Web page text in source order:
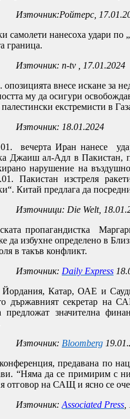
Източник:Ройтерс,
самолети нанесоха удари по
граница.
Източник: n-tv , 17.01.2024
опозицията внесе искане за
му да осигури
екстремисти в
Източник: 18.01.2024
вечерта Иран нанесе
Джаиш ал-Адл в Пакистан,
нарушение на
Пакистан изстреля
Китай предлага да
Източници: Die Welt,
пропагандистка
да избухне определено в
в такъв конфликт.
Източник: Daily Express
Йордания, Катар, ОАЕ и
държавният секретар на
предложат значителна
Източник: Bloomberg
предавана по
“Няма да се примирим с
отговор на САЩ и ясно се
Източник: Associated Press